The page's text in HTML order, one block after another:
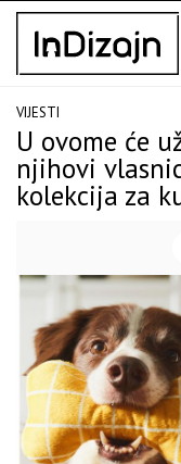
Skip
content
VIJESTI
U ovome će
njihovi
kolekcija za